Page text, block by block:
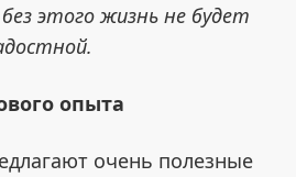
этого жизнь не будет
опыта
очень полезные